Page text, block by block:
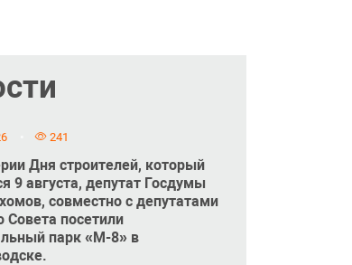
241
Дня строителей, который
9 августа, депутат Госдумы
совместно с депутатами
Совета посетили
парк «М-8» в